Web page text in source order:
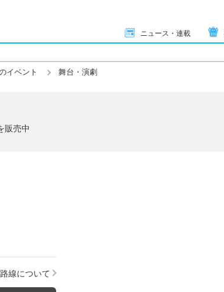
ニュース・連載
イベント 舞台・演劇
販売中
線について